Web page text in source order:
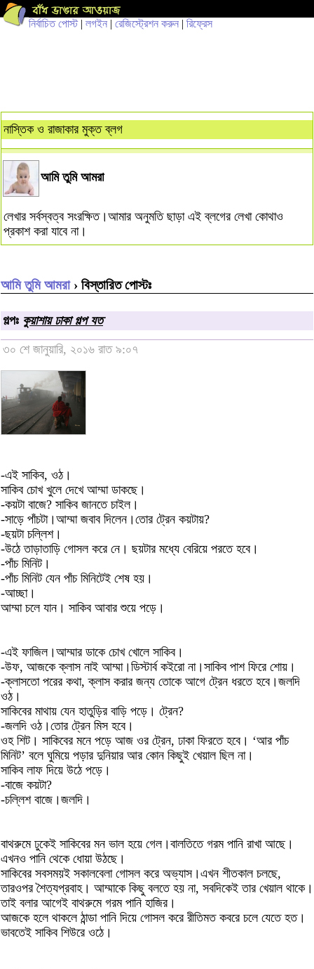
নির্বাচিত পোস্ট| লগইন | রেজিস্ট্রেশন করুন | রিফ্রেস
নাস্তিক ও রাজাকার মুক্ত ব্লগ
আমি তুমি আমরা
লেখার সর্বস্বত্ব সংরক্ষিত।আমার অনুমতি ছাড়া এই ব্লগের লেখা কোথাও
প্রকাশ করা যাবে না।
আমি তুমি আমরা› বিস্তারিত পোস্টঃ
গল্পঃ কুয়াশায় ঢাকা গল্প যত
৩০ শে জানুয়ারি, ২০১৬ রাত ৯:০৭
-এই সাকিব, ওঠ।
সাকিব চোখ খুলে দেখে আম্মা ডাকছে।
-কয়টা বাজে? সাকিব জানতে চাইল।
-সাড়ে পাঁচটা।আম্মা জবাব দিলেন।তোর ট্রেন কয়টায়?
-ছয়টা চল্লিশ।
-উঠে তাড়াতাড়ি গোসল করে নে। ছয়টার মধ্যে বেরিয়ে পরতে হবে।
-পাঁচ মিনিট।
-পাঁচ মিনিট যেন পাঁচ মিনিটেই শেষ হয়।
-আচ্ছা।
আম্মা চলে যান। সাকিব আবার শুয়ে পড়ে।
-এই ফাজিল।আম্মার ডাকে চোখ খোলে সাকিব।
-উফ, আজকে ক্লাস নাই আম্মা।ডিস্টার্ব কইরো না।সাকিব পাশ ফিরে শোয়।
-ক্লাসতো পরের কথা, ক্লাস করার জন্য তোকে আগে ট্রেন ধরতে হবে।জলদি
ওঠ।
সাকিবের মাথায় যেন হাতুড়ির বাড়ি পড়ে। ট্রেন?
-জলদি ওঠ।তোর ট্রেন মিস হবে।
ওহ শিট। সাকিবের মনে পড়ে আজ ওর ট্রেন, ঢাকা ফিরতে হবে। ‘আর পাঁচ
মিনিট’ বলে ঘুমিয়ে পড়ার দুনিয়ার আর কোন কিছুই খেয়াল ছিল না।
সাকিব লাফ দিয়ে উঠে পড়ে।
-বাজে কয়টা?
-চল্লিশ বাজে।জলদি।
বাথরুমে ঢুকেই সাকিবের মন ভাল হয়ে গেল।বালতিতে গরম পানি রাখা আছে।
এখনও পানি থেকে ধোয়া উঠছে।
সাকিবের সবসময়ই সকালবেলা গোসল করে অভ্যাস।এখন শীতকাল চলছে,
তারওপর শৈত্যপ্রবাহ। আম্মাকে কিছু বলতে হয় না, সবদিকেই তার খেয়াল থাকে।
তাই বলার আগেই বাথরুমে গরম পানি হাজির।
আজকে হলে থাকলে ঠান্ডা পানি দিয়ে গোসল করে রীতিমত কবরে চলে যেতে হত।
ভাবতেই সাকিব শিউরে ওঠে।